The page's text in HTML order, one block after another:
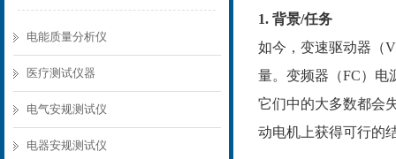
电能质量分析仪
医疗测试仪器
电气安规测试仪
电器安规测试仪
1. 背景/任务
如今，变速驱动器（
量。变频器（FC）电
它们中的大多数都会
动电机上获得可行的